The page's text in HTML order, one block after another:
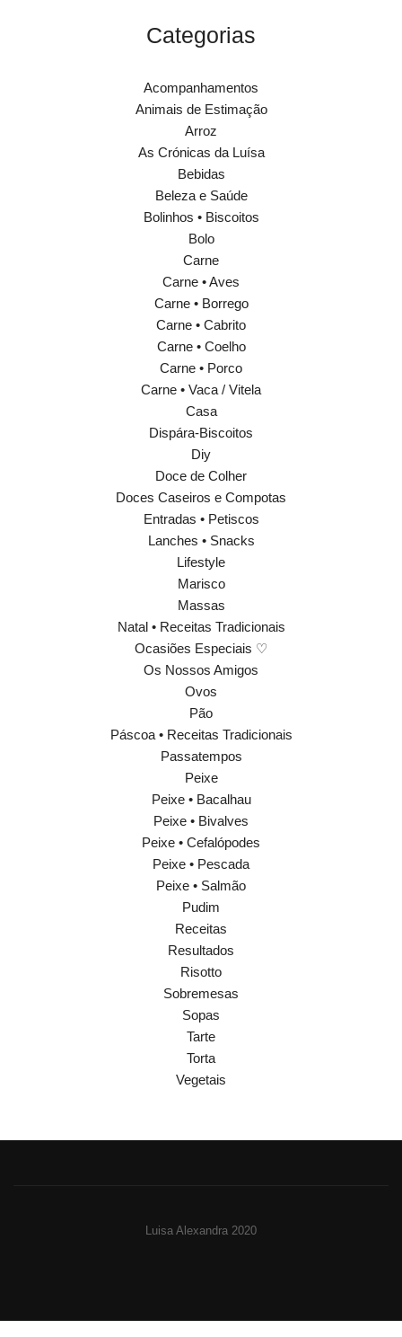
Categorias
Acompanhamentos
Animais de Estimação
Arroz
As Crónicas da Luísa
Bebidas
Beleza e Saúde
Bolinhos • Biscoitos
Bolo
Carne
Carne • Aves
Carne • Borrego
Carne • Cabrito
Carne • Coelho
Carne • Porco
Carne • Vaca / Vitela
Casa
Dispára-Biscoitos
Diy
Doce de Colher
Doces Caseiros e Compotas
Entradas • Petiscos
Lanches • Snacks
Lifestyle
Marisco
Massas
Natal • Receitas Tradicionais
Ocasiões Especiais ♡
Os Nossos Amigos
Ovos
Pão
Páscoa • Receitas Tradicionais
Passatempos
Peixe
Peixe • Bacalhau
Peixe • Bivalves
Peixe • Cefalópodes
Peixe • Pescada
Peixe • Salmão
Pudim
Receitas
Resultados
Risotto
Sobremesas
Sopas
Tarte
Torta
Vegetais
Luisa Alexandra 2020